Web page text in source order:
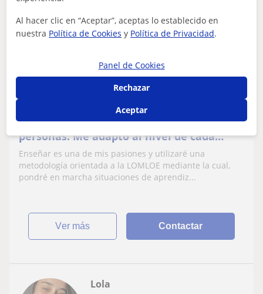
9€/h 1ª clase gratis
Sevilla Ciudad, Dos Hermanas,...
Imparto clases de Lengua a todo tipo de
personas. Me adapto al nivel de cada
alumno/a y lucho por conseguir
resultados
Enseñar es una de mis pasiones y utilizaré una
metodología orientada a la LOMLOE mediante la cual,
pondré en marcha situaciones de aprendiz...
ver más Contactar
Lola
Al hacer clic en “Aceptar”, aceptas lo establecido en
nuestra Política de Cookies y Política de Privacidad.
Panel de Cookies
Rechazar
Aceptar